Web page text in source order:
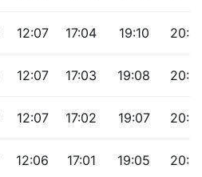
12:07 17:04 19:10
12:07 17:03 19:08
12:07 17:02 19:07
12:06 17:01 19:05